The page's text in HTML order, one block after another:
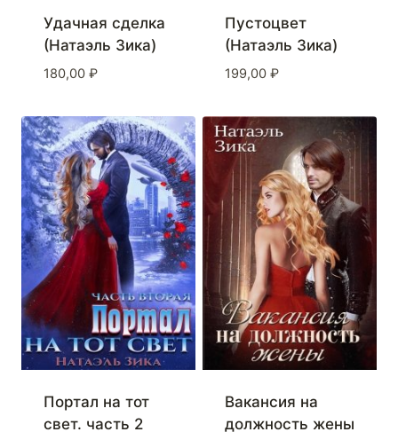
Удачная сделка
(Натаэль Зика)
180,00 ₽
Пустоцвет
(Натаэль Зика)
199,00 ₽
Портал на тот
свет. часть 2
Вакансия на
должность жены